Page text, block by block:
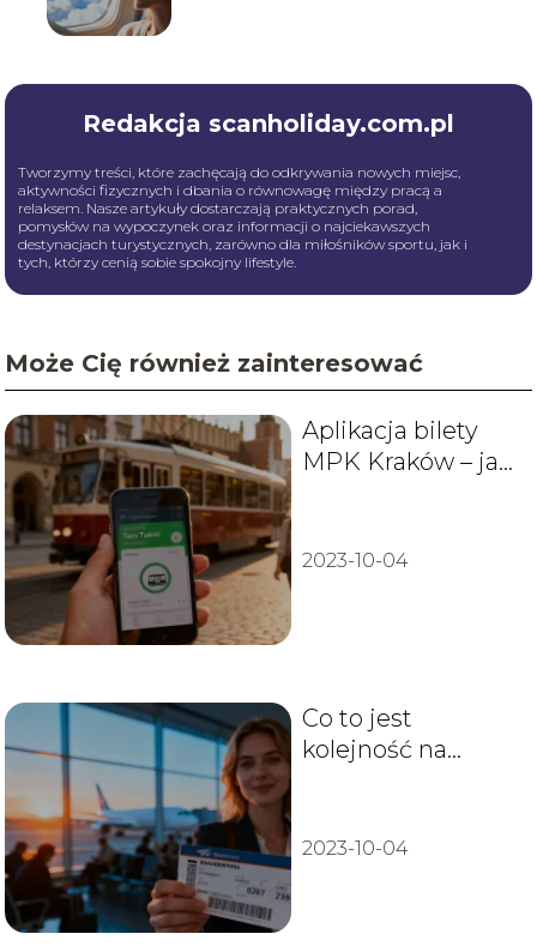
Redakcja scanholiday.com.pl
Tworzymy treści, które zachęcają do odkrywania nowych miejsc,
aktywności fizycznych i dbania o równowagę między pracą a
relaksem. Nasze artykuły dostarczają praktycznych porad,
pomysłów na wypoczynek oraz informacji o najciekawszych
destynacjach turystycznych, zarówno dla miłośników sportu, jak i
tych, którzy cenią sobie spokojny lifestyle.
Może Cię również zainteresować
Aplikacja bilety
MPK Kraków – jak
2023-10-04
Co to jest
kolejność na
2023-10-04